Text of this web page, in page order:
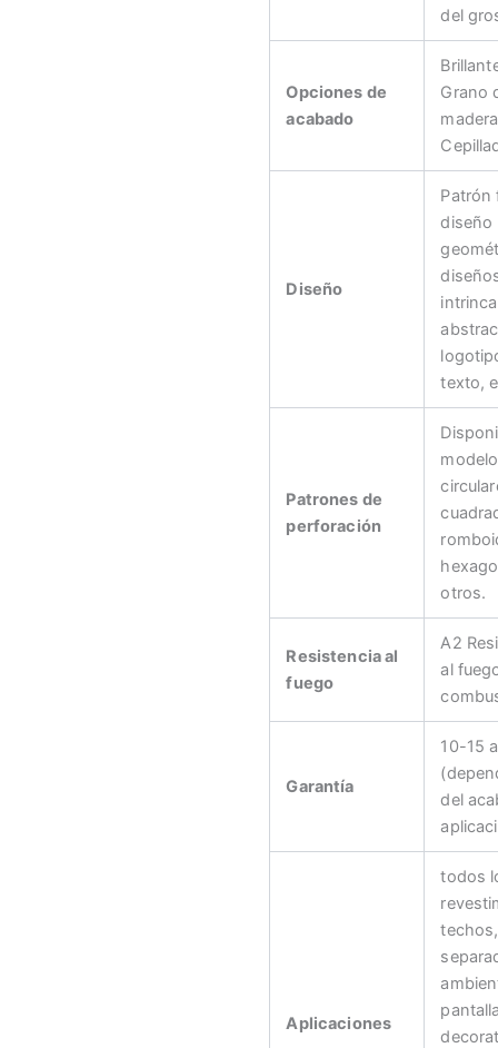
del
Opciones de
acabado
Grano
Diseño
Patrón
diseño
texto,
Patrones de
perforación
otros.
Resistencia al
fuego
A2
al
Garantía
10-15
del
Aplicaciones
todos
techos,